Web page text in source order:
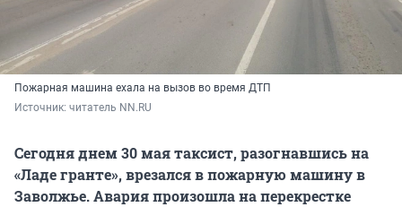
Пожарная машина ехала на вызов во время ДТП
Источник: читатель NN.RU
Сегодня днем 30 мая таксист, разогнавшись на
«Ладе гранте», врезался в пожарную машину в
Заволжье. Авария произошла на перекрестке